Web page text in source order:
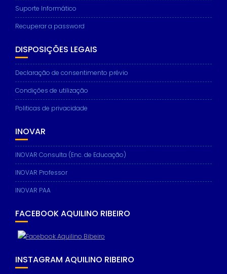
Suporte Informático
Recuperar a password
DISPOSIÇÕES LEGAIS
Declaração de consentimento prévio
Condições de utilização
Politicas de privacidade
INOVAR
INOVAR Consulta (Enc. de Educação)
INOVAR Professor
INOVAR PAA
FACEBOOK AQUILINO RIBEIRO
INSTAGRAM AQUILINO RIBEIRO
Necessary
These
optional.
They are
needed for
to function.
In order for
us to
improve the
website's
and
structure,